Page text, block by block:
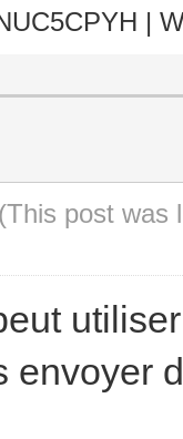
|
(This post was
envoyer